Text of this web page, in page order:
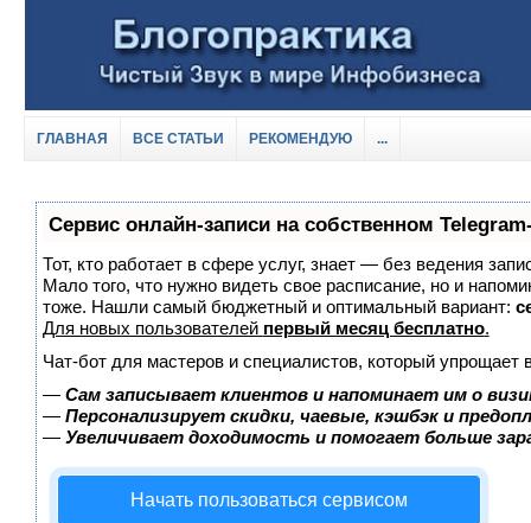
ГЛАВНАЯ ВСЕ СТАТЬИ РЕКОМЕНДУЮ ...
Сервис онлайн-записи на собственном
Тот, кто работает в сфере услуг, знает — без ведения
Мало того, что нужно видеть свое расписание, но и
тоже. Нашли самый бюджетный и оптимальный вариант:
Для новых пользователей первый месяц бесплатно.
Чат-бот для мастеров и специалистов, который упрощает
— Сам записывает клиентов и напоминает им о
— Персонализирует скидки, чаевые, кэшбэк и
— Увеличивает доходимость и помогает больше
Начать пользоваться сервисом